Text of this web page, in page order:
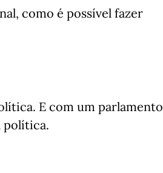
como é possível fazer
E com um parlamento
política.